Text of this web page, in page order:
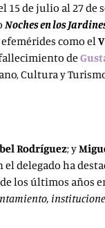
15 de julio al 27
Noches en los
como el
de
Cultura y
Rodríguez; y
el delegado ha
los últimos años